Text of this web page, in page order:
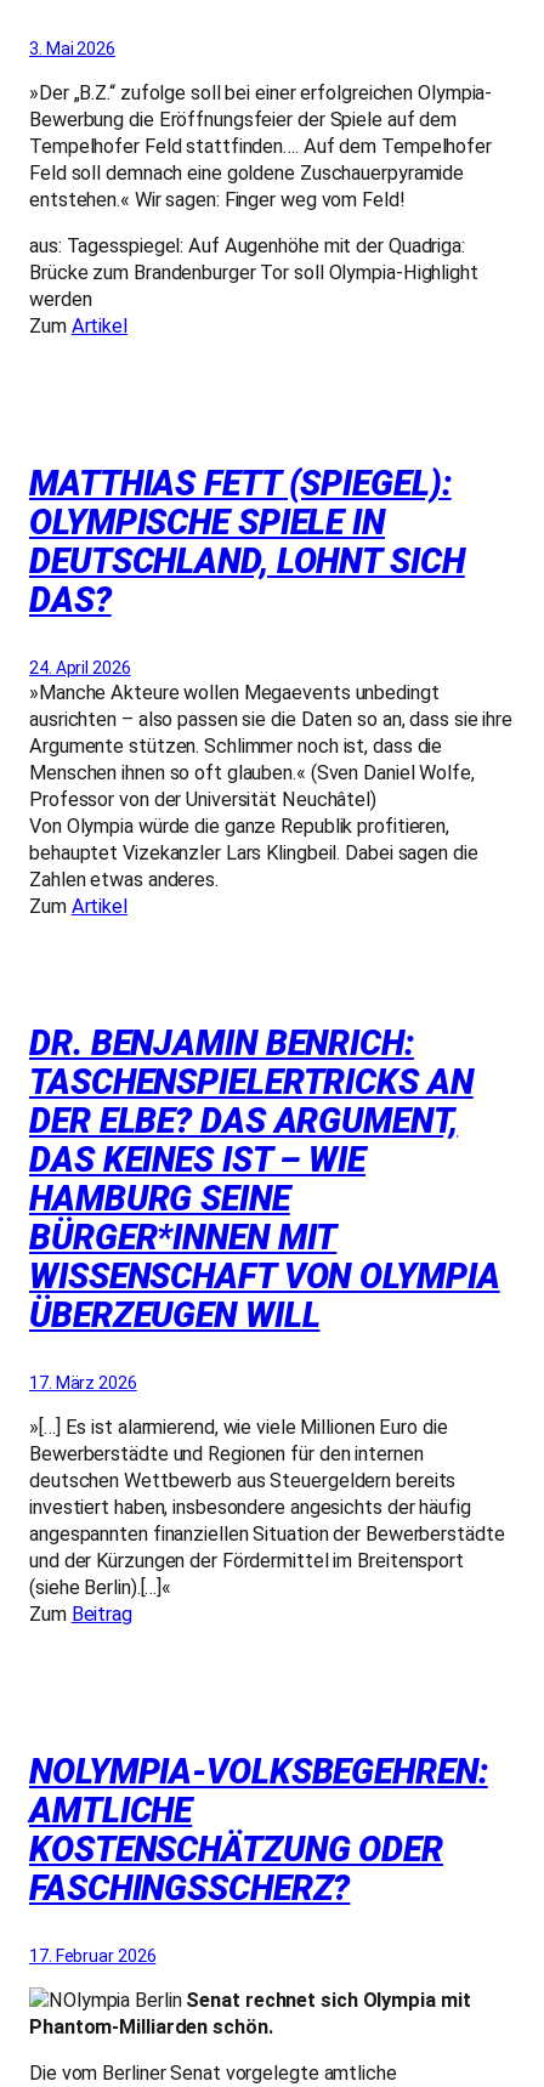
3. Mai 2026
»Der „B.Z.“ zufolge soll bei einer erfolgreichen Olympia-
Bewerbung die Eröffnungsfeier der Spiele auf dem
Tempelhofer Feld stattfinden…. Auf dem Tempelhofer
Feld soll demnach eine goldene Zuschauerpyramide
entstehen.« Wir sagen: Finger weg vom Feld!
aus: Tagesspiegel: Auf Augenhöhe mit der Quadriga:
Brücke zum Brandenburger Tor soll Olympia-Highlight
werden
Zum Artikel
MATTHIAS FETT (SPIEGEL):
OLYMPISCHE SPIELE IN
DEUTSCHLAND, LOHNT SICH
DAS?
24. April 2026
»Manche Akteure wollen Megaevents unbedingt
ausrichten – also passen sie die Daten so an, dass sie ihre
Argumente stützen. Schlimmer noch ist, dass die
Menschen ihnen so oft glauben.« (Sven Daniel Wolfe,
Professor von der Universität Neuchâtel)
Von Olympia würde die ganze Republik profitieren,
behauptet Vizekanzler Lars Klingbeil. Dabei sagen die
Zahlen etwas anderes.
Zum Artikel
DR. BENJAMIN BENRICH:
TASCHENSPIELERTRICKS AN
DER ELBE? DAS ARGUMENT,
DAS KEINES IST – WIE
HAMBURG SEINE
BÜRGER*INNEN MIT
WISSENSCHAFT VON OLYMPIA
ÜBERZEUGEN WILL
17. März 2026
»[…] Es ist alarmierend, wie viele Millionen Euro die
Bewerberstädte und Regionen für den internen
deutschen Wettbewerb aus Steuergeldern bereits
investiert haben, insbesondere angesichts der häufig
angespannten finanziellen Situation der Bewerberstädte
und der Kürzungen der Fördermittel im Breitensport
(siehe Berlin).[…]«
Zum Beitrag
NOLYMPIA-VOLKSBEGEHREN:
AMTLICHE
KOSTENSCHÄTZUNG ODER
FASCHINGSSCHERZ?
17. Februar 2026
Senat rechnet sich Olympia mit
Phantom-Milliarden schön.
Die vom Berliner Senat vorgelegte amtliche